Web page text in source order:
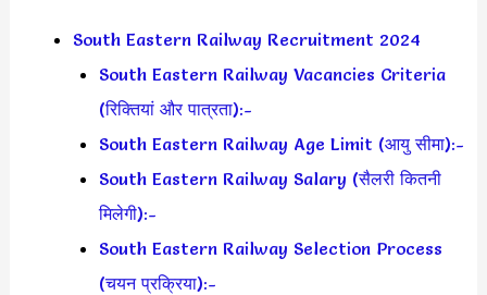
South Eastern Railway Recruitment 2024
South Eastern Railway Vacancies Criteria
(रिक्तियां और पात्रता):-
South Eastern Railway Age Limit (आयु सीमा):-
South Eastern Railway Salary (सैलरी कितनी
मिलेगी):-
South Eastern Railway Selection Process
(चयन प्रक्रिया):-